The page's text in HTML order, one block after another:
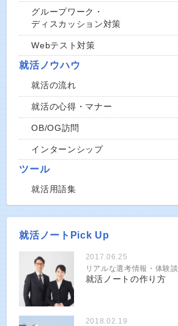
グループワーク・
ディスカッション対策
Webテスト対策
就活ノウハウ
就活の流れ
就活の心得・マナー
OB/OG訪問
インターンシップ
ツール
就活用語集
就活ノートPick Up
2017.06.25
リアルな選考情報・体験談
就活ノートの作り方
2018.02.19